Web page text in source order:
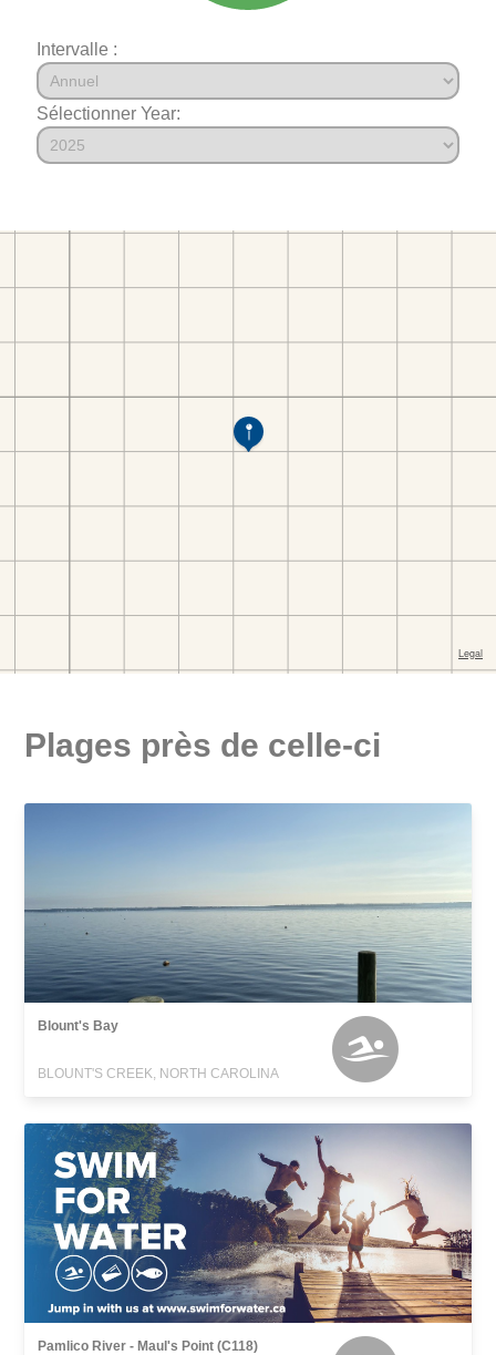
Intervalle :
Sélectionner Year:
Plages près de celle-ci
Blount's Bay
BLOUNT'S CREEK, NORTH CAROLINA
Pamlico River - Maul's Point (C118)